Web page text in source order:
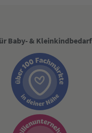
Baby- & Kleinkindbedarf